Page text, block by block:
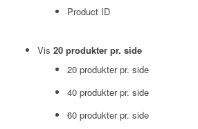
Product ID
Vis 20 produkter pr. side
20 produkter pr. side
40 produkter pr. side
60 produkter pr. side